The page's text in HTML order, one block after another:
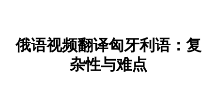
俄语视频翻译匈牙利语：复
杂性与难点